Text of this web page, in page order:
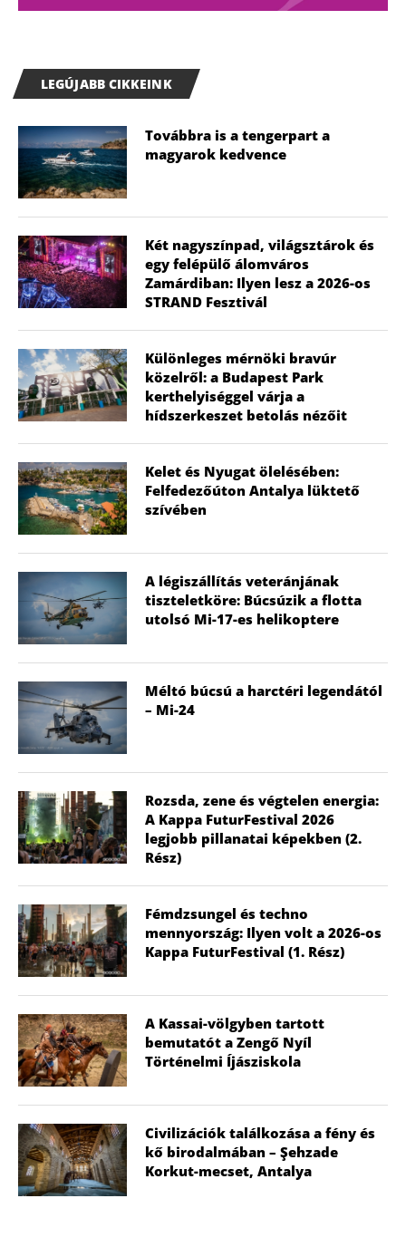
LEGÚJABB CIKKEINK
Továbbra is a tengerpart a
magyarok kedvence
Két nagyszínpad, világsztárok és
egy felépülő álomváros
Zamárdiban: Ilyen lesz a 2026-os
STRAND Fesztivál
Különleges mérnöki bravúr
közelről: a Budapest Park
kerthelyiséggel várja a
hídszerkeszet betolás nézőit
Kelet és Nyugat ölelésében:
Felfedezőúton Antalya lüktető
szívében
A légiszállítás veteránjának
tiszteletköre: Búcsúzik a flotta
utolsó Mi-17-es helikoptere
Méltó búcsú a harctéri legendától
– Mi-24
Rozsda, zene és végtelen energia:
A Kappa FuturFestival 2026
legjobb pillanatai képekben (2.
Rész)
Fémdzsungel és techno
mennyország: Ilyen volt a 2026-os
Kappa FuturFestival (1. Rész)
A Kassai-völgyben tartott
bemutatót a Zengő Nyíl
Történelmi Íjásziskola
Civilizációk találkozása a fény és
kő birodalmában – Şehzade
Korkut-mecset, Antalya